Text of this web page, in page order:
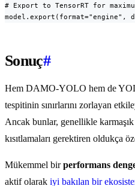
# Export to TensorRT for
model.export(format="engine",
Sonuç#
Hem DAMO-YOLO hem de
tespitinin sınırlarını zorlayan
Ancak bunlar, genellikle
kısıtlamaları gerektiren oldukça
Mükemmel birperformans
aktif olarak iyi bakılan bir